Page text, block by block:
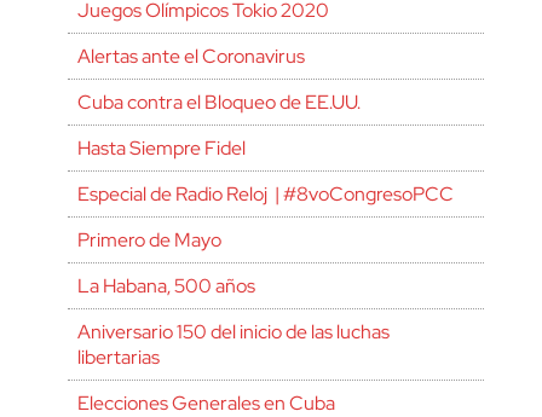
Juegos Olímpicos Tokio 2020
Alertas ante el Coronavirus
Cuba contra el Bloqueo de EE.UU.
Hasta Siempre Fidel
Especial de Radio Reloj | #8voCongresoPCC
Primero de Mayo
La Habana, 500 años
Aniversario 150 del inicio de las luchas
libertarias
Elecciones Generales en Cuba